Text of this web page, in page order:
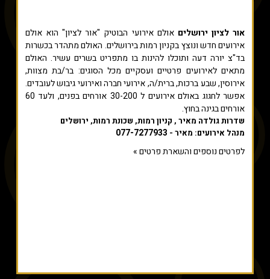
אור לציון ירושלים אולם אירועי הבוטיק "אור לציון" הוא אולם
אירועים חדש ונוצץ בקניון רמות בירושלים. האולם מתהדר בכשרות
בד"צ יורה דעה ותוכלו להינות בו מתפריט בשרים עשיר. האולם
מתאים לאירועים פרטיים ועסקיים מכל הסוגים: בר/בת מצוות,
אירוסין, שבע ברכות, ברית/ה, אירועי חברה ואירועי גיבוש לעובדים.
אפשר לחגוג באולם אירועים ל 30-200 אורחים בפנים, ולעד 60
אורחים בגינה בחוץ.
שדרות גולדה מאיר , קניון רמות, שכונת רמות, ירושלים
מנהל אירועים: מאיר - 077-7277933
לפרטים נוספים והשארת פרטים »